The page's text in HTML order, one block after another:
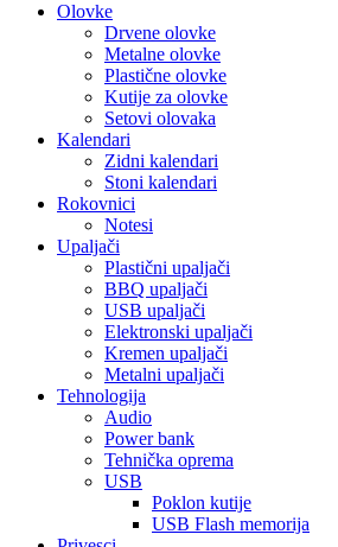
Olovke
Drvene olovke
Metalne olovke
Plastične olovke
Kutije za olovke
Setovi olovaka
Kalendari
Zidni kalendari
Stoni kalendari
Rokovnici
Notesi
Upaljači
Plastični upaljači
BBQ upaljači
USB upaljači
Elektronski upaljači
Kremen upaljači
Metalni upaljači
Tehnologija
Audio
Power bank
Tehnička oprema
USB
Poklon kutije
USB Flash memorija